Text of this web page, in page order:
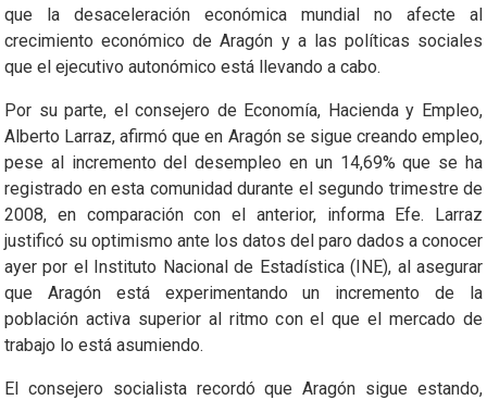
que la desaceleración económica mundial no afecte al
crecimiento económico de Aragón y a las políticas sociales
que el ejecutivo autonómico está llevando a cabo.
Por su parte, el consejero de Economía, Hacienda y Empleo,
Alberto Larraz, afirmó que en Aragón se sigue creando empleo,
pese al incremento del desempleo en un 14,69% que se ha
registrado en esta comunidad durante el segundo trimestre de
2008, en comparación con el anterior, informa Efe. Larraz
justificó su optimismo ante los datos del paro dados a conocer
ayer por el Instituto Nacional de Estadística (INE), al asegurar
que Aragón está experimentando un incremento de la
población activa superior al ritmo con el que el mercado de
trabajo lo está asumiendo.
El consejero socialista recordó que Aragón sigue estando,